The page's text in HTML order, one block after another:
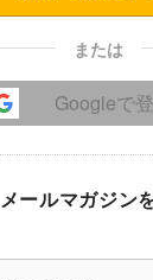
または
Googleで
メールマガジン